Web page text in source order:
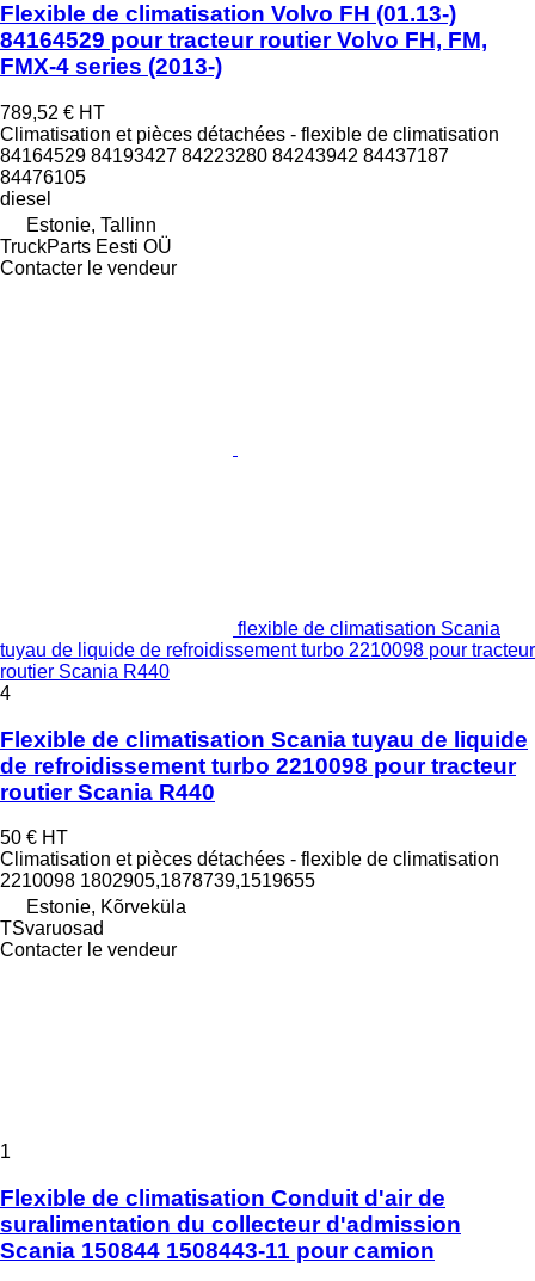
Flexible de climatisation Volvo FH (01.13-)
84164529 pour tracteur routier Volvo FH, FM,
FMX-4 series (2013-)
789,52 € HT
Climatisation et pièces détachées - flexible de climatisation
84164529 84193427 84223280 84243942 84437187
84476105
diesel
Estonie, Tallinn
TruckParts Eesti OÜ
Contacter le vendeur
flexible de climatisation Scania
tuyau de liquide de refroidissement turbo 2210098 pour tracteur
routier Scania R440
4
Flexible de climatisation Scania tuyau de liquide
de refroidissement turbo 2210098 pour tracteur
routier Scania R440
50 € HT
Climatisation et pièces détachées - flexible de climatisation
2210098 1802905,1878739,1519655
Estonie, Kõrveküla
TSvaruosad
Contacter le vendeur
1
Flexible de climatisation Conduit d'air de
suralimentation du collecteur d'admission
Scania 150844 1508443-11 pour camion